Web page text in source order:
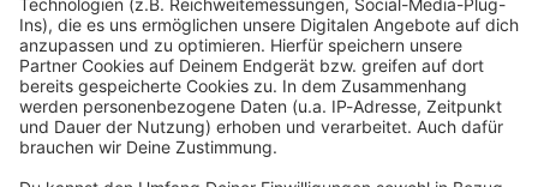
Du möchtest uns etwas sagen?
Studio Hotline
Kontaktformular